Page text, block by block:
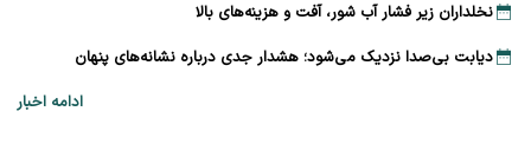
نخلداران زیر فشار آب شور، آفت و هزینه‌های بالا
دیابت بی‌صدا نزدیک می‌شود؛ هشدار جدی درباره نشانه‌های پنهان
ادامه اخبار